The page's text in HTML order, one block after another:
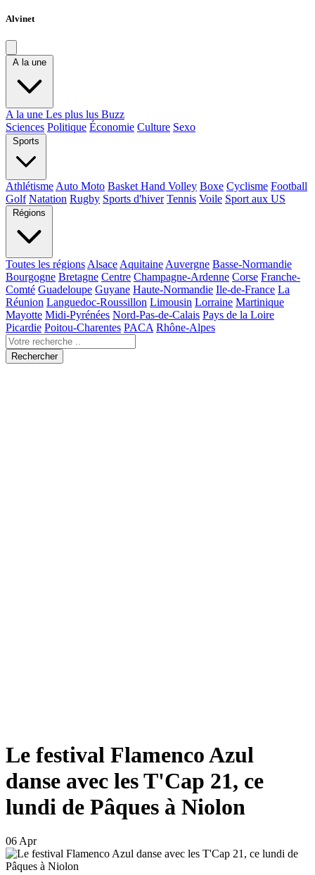
Alvinet
A la une
A la une Les plus lus Buzz
Sciences Politique Économie Culture Sexo
Sports
Athlétisme Auto Moto Basket Hand Volley Boxe Cyclisme Football
Golf Natation Rugby Sports d'hiver Tennis Voile Sport aux US
Régions
Toutes les régions Alsace Aquitaine Auvergne Basse-Normandie
Bourgogne Bretagne Centre Champagne-Ardenne Corse Franche-
Comté Guadeloupe Guyane Haute-Normandie Ile-de-France La
Réunion Languedoc-Roussillon Limousin Lorraine Martinique
Mayotte Midi-Pyrénées Nord-Pas-de-Calais Pays de la Loire
Picardie Poitou-Charentes PACA Rhône-Alpes
Rechercher
Le festival Flamenco Azul
danse avec les T'Cap 21, ce
lundi de Pâques à Niolon
06 Apr